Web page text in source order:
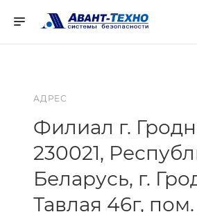
АДРЕС
Филиал г.
230021,
Беларусь, г.
Тавлая 46г,